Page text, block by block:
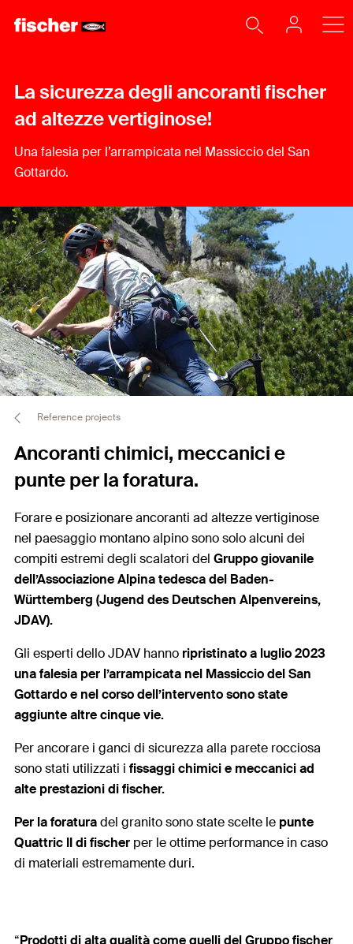
La sicurezza degli ancoranti fischer
ad altezze vertiginose!
Una falesia per l’arrampicata nel Massiccio del San
Gottardo.
Reference projects
Ancoranti chimici, meccanici e
punte per la foratura.
Forare e posizionare ancoranti ad altezze vertiginose
nel paesaggio montano alpino sono solo alcuni dei
compiti estremi degli scalatori del Gruppo giovanile
dell’Associazione Alpina tedesca del Baden-
Württemberg (Jugend des Deutschen Alpenvereins,
JDAV).
Gli esperti dello JDAV hanno ripristinato a luglio 2023
una falesia per l’arrampicata nel Massiccio del San
Gottardo e nel corso dell’intervento sono state
aggiunte altre cinque vie.
Per ancorare i ganci di sicurezza alla parete rocciosa
sono stati utilizzati i fissaggi chimici e meccanici ad
alte prestazioni di fischer.
Per la foraturadel granito sono state scelte le punte
Quattric II di fischer per le ottime performance in caso
di materiali estremamente duri.
“Prodotti di alta qualità come quelli del Gruppo fischer